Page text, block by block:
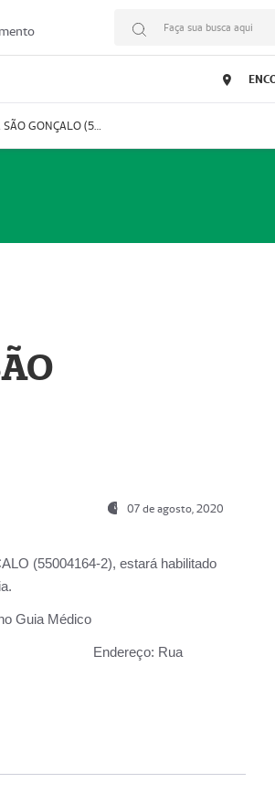
Faça sua busca aqui
Prestador OFTALMOCLÍNICA SÃO GONÇALO (55004164-2)
07 de agosto, 2020
(55004164-2), estará habilitado
Guia Médico
2). Endereço: Rua